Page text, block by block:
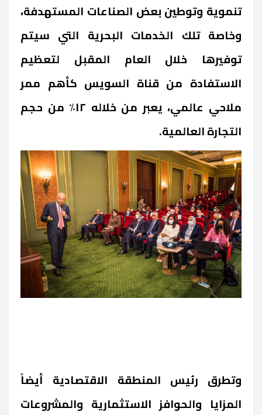
تنموية وتوطين بعض الصناعات المستهدفة،
وخاصة تلك الخدمات البحرية التي سيتم
توفيرها خلال العام المقبل لتعظيم
الاستفادة من قناة السويس كأهم ممر
ملاحي عالمي، يعبر من خلاله ١٢٪ من حجم
التجارة العالمية.
وتطرق رئيس المنطقة الاقتصادية أيضاً
المزايا والحوافز الاستثمارية والمشروعات